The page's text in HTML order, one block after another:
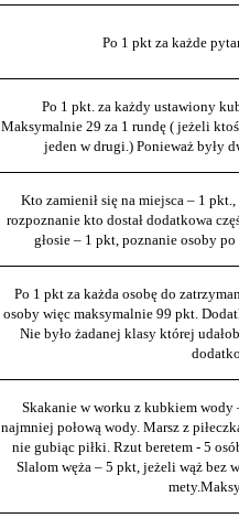
Po 1 pkt za każde
Po 1 pkt. za każdy ustawiony
Maksymalnie 29 za 1 rundę ( jeżeli
jeden w drugi.) Ponieważ były
Kto zamienił się na miejsca – 1
rozpoznanie kto dostał dodatkowa
głosie – 1 pkt, poznanie osoby
Po 1 pkt za każda osobę do
osoby więc maksymalnie 99 pkt.
Nie było żadanej klasy której
Skakanie w worku z kubkiem
najmniej połową wody. Marsz z
nie gubiąc piłki. Rzut beretem - 5
Slalom węża – 5 pkt, jeżeli wąż bez